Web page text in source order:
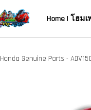
Home | โฮมเ
Honda Genuine Parts -